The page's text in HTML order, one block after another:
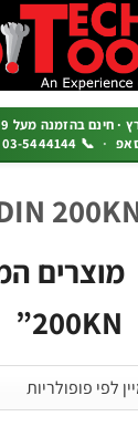
מעל ₪399 ·
📞 03-5444144 שלוחה 1
DIN